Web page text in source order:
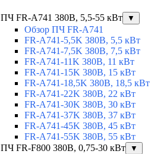
ПЧ FR-A741 380В, 5,5-55 кВт ▼
Обзор ПЧ FR-A741
FR-A741-5,5K 380В, 5,5 кВт
FR-A741-7,5K 380В, 7,5 кВт
FR-A741-11K 380В, 11 кВт
FR-A741-15K 380В, 15 кВт
FR-A741-18,5K 380В, 18,5 кВт
FR-A741-22K 380В, 22 кВт
FR-A741-30K 380В, 30 кВт
FR-A741-37K 380В, 37 кВт
FR-A741-45K 380В, 45 кВт
FR-A741-55K 380В, 55 кВт
ПЧ FR-F800 380В, 0,75-30 кВт
▼